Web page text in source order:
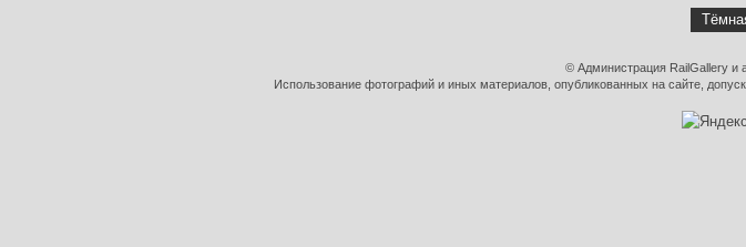
© Администрация RailGallery и
Использование фотографий и иных материалов, опубликованных на сайте,